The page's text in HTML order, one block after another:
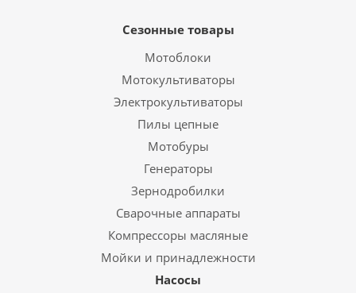
Сезонные товары
Мотоблоки
Мотокультиваторы
Электрокультиваторы
Пилы цепные
Мотобуры
Генераторы
Зернодробилки
Сварочные аппараты
Компрессоры масляные
Мойки и принадлежности
Насосы